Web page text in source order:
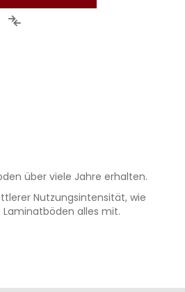
ZURZUR
über viele Jahre erhalten.
Nutzungsintensität, wie
alles mit.